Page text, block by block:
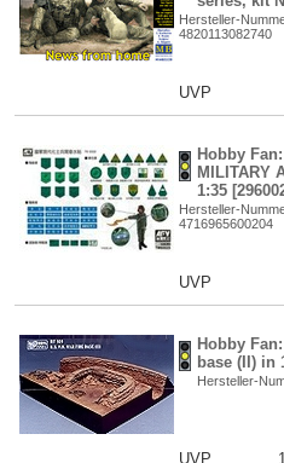
Hersteller-
4820113082740
UVP
Hobby
MILITARY
1:35
Hersteller-
4716965600204
UVP
Hobby
base (II) in
Hersteller-
UVP